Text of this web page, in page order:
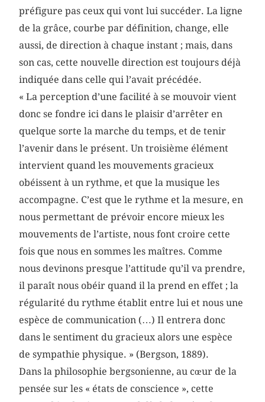
préfigure pas ceux qui vont lui succéder. La ligne
de la grâce, courbe par définition, change, elle
aussi, de direction à chaque instant ; mais, dans
son cas, cette nouvelle direction est toujours déjà
indiquée dans celle qui l’avait précédée.
« La perception d’une facilité à se mouvoir vient
donc se fondre ici dans le plaisir d’arrêter en
quelque sorte la marche du temps, et de tenir
l’avenir dans le présent. Un troisième élément
intervient quand les mouvements gracieux
obéissent à un rythme, et que la musique les
accompagne. C’est que le rythme et la mesure, en
nous permettant de prévoir encore mieux les
mouvements de l’artiste, nous font croire cette
fois que nous en sommes les maîtres. Comme
nous devinons presque l’attitude qu’il va prendre,
il paraît nous obéir quand il la prend en effet ; la
régularité du rythme établit entre lui et nous une
espèce de communication (…) Il entrera donc
dans le sentiment du gracieux alors une espèce
de sympathie physique. » (Bergson, 1889).
Dans la philosophie bergsonienne, au cœur de la
pensée sur les « états de conscience », cette